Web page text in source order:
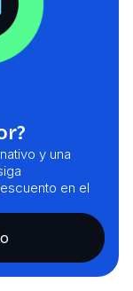
y una
en el